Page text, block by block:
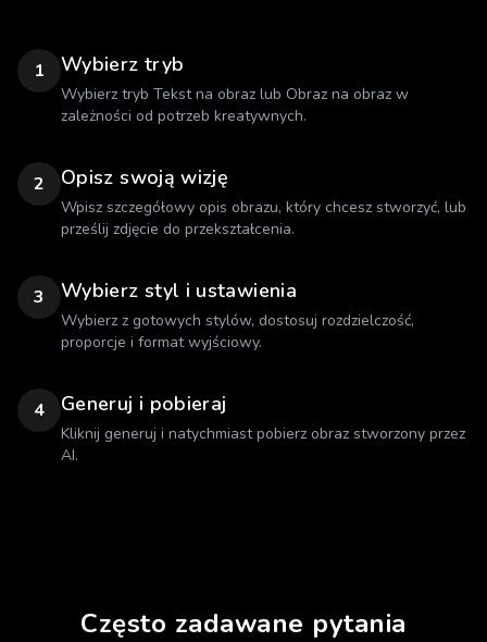
1 Wybierz tryb
Wybierz tryb Tekst na obraz lub Obraz na obraz w
zależności od potrzeb kreatywnych.
2 Opisz swoją wizję
Wpisz szczegółowy opis obrazu, który chcesz stworzyć, lub
prześlij zdjęcie do przekształcenia.
3 Wybierz styl i ustawienia
Wybierz z gotowych stylów, dostosuj rozdzielczość,
proporcje i format wyjściowy.
4 Generuj i pobieraj
Kliknij generuj i natychmiast pobierz obraz stworzony przez
AI.
Często zadawane pytania